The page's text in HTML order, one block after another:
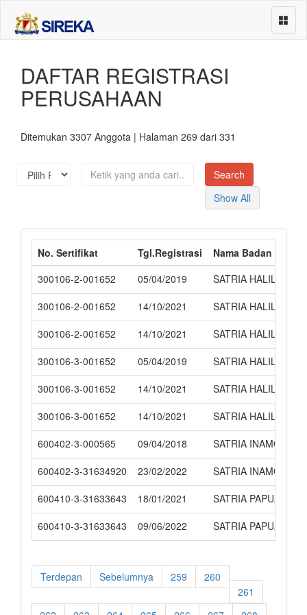
Beranda
Asosiasi Perusahaan
Services
Contact
DAFTAR REGISTRASI
PERUSAHAAN
Ditemukan 3307 Anggota | Halaman 269 dari 331
Show All
No. Sertifikat Tgl.Registrasi
Nama Badan Usaha
300106-2-001652
05/04/2019
SATRIA HALILINTAR
300106-2-001652
14/10/2021
SATRIA HALILINTAR
300106-2-001652
14/10/2021
SATRIA HALILINTAR
300106-3-001652
05/04/2019
SATRIA HALILINTAR
300106-3-001652
14/10/2021
SATRIA HALILINTAR
300106-3-001652
14/10/2021
SATRIA HALILINTAR
600402-3-000565
09/04/2018
SATRIA INAMO
600402-3-31634920
23/02/2022
SATRIA INAMO
600410-3-31633643
18/01/2021
SATRIA PAPUA
600410-3-31633643
09/06/2022 SATRIA PAPUA
Terdepan Sebelumnya 259
260
261